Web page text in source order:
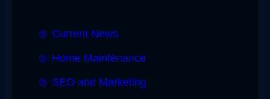
Current News
Home Maintenance
SEO and Marketing